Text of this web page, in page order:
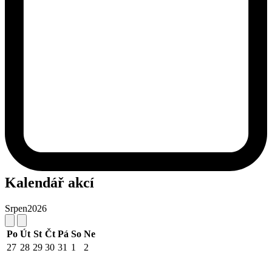
Kalendář akcí
Srpen2026
Po Út St Čt Pá So Ne
27 28 29 30 31 1
2